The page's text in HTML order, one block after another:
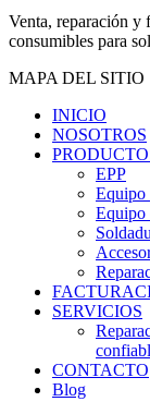
Venta, reparación y
consumibles para
MAPA DEL SITIO
INICIO
NOSOTROS
EPP
Equipo
Equipo
SERVICIOS
CONTACTO
Blog